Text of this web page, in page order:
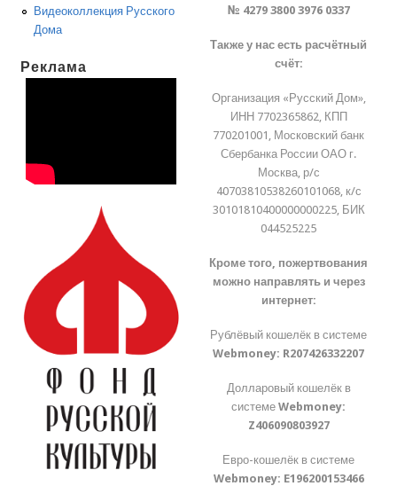
Видеоколлекция Русского
Дома
Реклама
№ 4279 3800 3976 0337
Также у нас есть расчётный
счёт:
Организация «Русский Дом»,
ИНН 7702365862, КПП
770201001, Московский банк
Сбербанка России ОАО г.
Москва, р/с
40703810538260101068, к/с
30101810400000000225, БИК
044525225
Кроме того, пожертвования
можно направлять и через
интернет:
Рублёвый кошелёк в системе
Webmoney: R207426332207
Долларовый кошелёк в
системеWebmoney:
Z406090803927
Евро-кошелёк в системе
Webmoney: E196200153466